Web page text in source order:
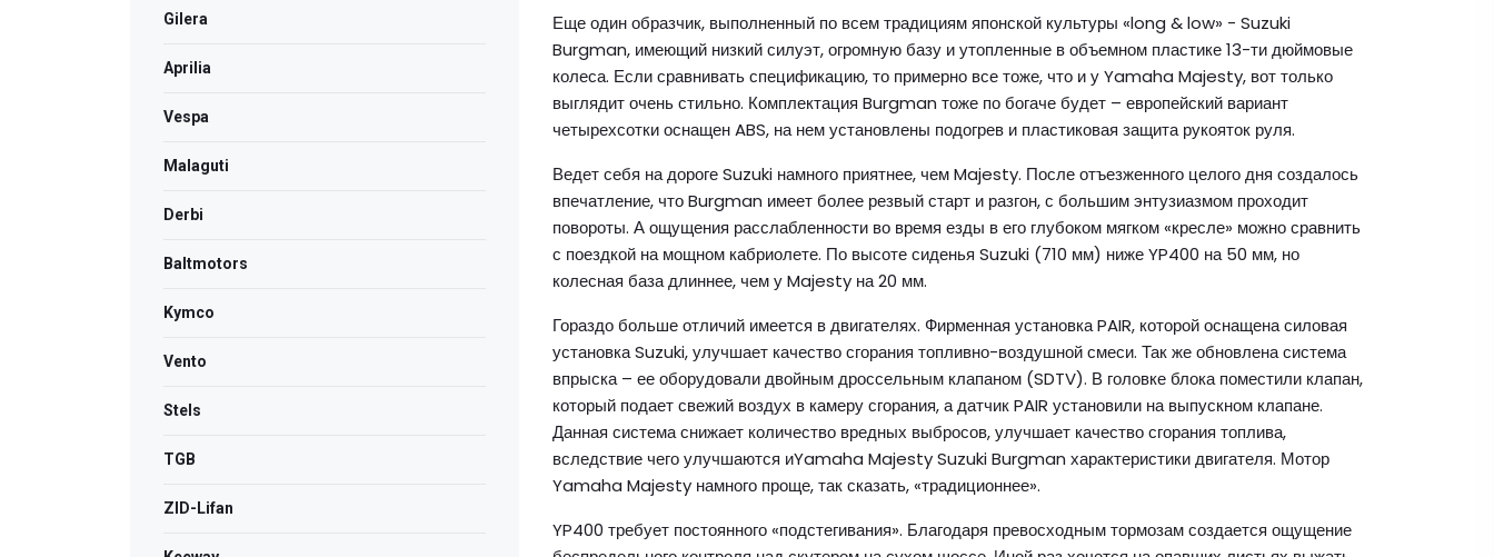
Еще один образчик, выполненный по всем традициям японской культуры «long & low» - Suzuki
Burgman, имеющий низкий силуэт, огромную базу и утопленные в объемном пластике 13-ти дюймовые
колеса. Если сравнивать спецификацию, то примерно все тоже, что и у Yamaha Majesty, вот только
выглядит очень стильно. Комплектация Burgman тоже по богаче будет – европейский вариант
четырехсотки оснащен ABS, на нем установлены подогрев и пластиковая защита рукояток руля.
Ведет себя на дороге Suzuki намного приятнее, чем Majesty. После отъезженного целого дня создалось
впечатление, что Burgman имеет более резвый старт и разгон, с большим энтузиазмом проходит
повороты. А ощущения расслабленности во время езды в его глубоком мягком «кресле» можно сравнить
с поездкой на мощном кабриолете. По высоте сиденья Suzuki (710 мм) ниже YP400 на 50 мм, но
колесная база длиннее, чем у Majesty на 20 мм.
Гораздо больше отличий имеется в двигателях. Фирменная установка PAIR, которой оснащена силовая
установка Suzuki, улучшает качество сгорания топливно-воздушной смеси. Так же обновлена система
впрыска – ее оборудовали двойным дроссельным клапаном (SDTV). В головке блока поместили клапан,
который подает свежий воздух в камеру сгорания, а датчик PAIR установили на выпускном клапане.
Данная система снижает количество вредных выбросов, улучшает качество сгорания топлива,
вследствие чего улучшаются иYamaha Majesty Suzuki Burgman характеристики двигателя. Мотор
Yamaha Majesty намного проще, так сказать, «традиционнее».
YP400 требует постоянного «подстегивания». Благодаря превосходным тормозам создается ощущение
Gilera
Aprilia
Vespa
Malaguti
Derbi
Bаltmotors
Kymco
Vento
Stels
TGB
ZID-Lifan